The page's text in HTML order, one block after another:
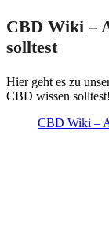
CBD Wiki –
solltest
Hier geht es zu
CBD wissen solltest!
CBD Wiki –